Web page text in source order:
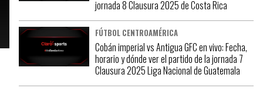
jornada 8 Clausura 2025 de Costa Rica
FÚTBOL CENTROAMÉRICA
Cobán imperial vs Antigua GFC en vivo: Fecha,
horario y dónde ver el partido de la jornada 7
Clausura 2025 Liga Nacional de Guatemala